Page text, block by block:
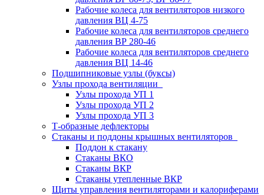
Рабочие колеса для вентиляторов низкого
давления ВЦ 4-75
Рабочие колеса для вентиляторов среднего
давления ВР 280-46
Рабочие колеса для вентиляторов среднего
давления ВЦ 14-46
Подшипниковые узлы (буксы)
Узлы прохода вентиляции
Узлы прохода УП 1
Узлы прохода УП 2
Узлы прохода УП 3
Т-образные дефлекторы
Стаканы и поддоны крышных вентиляторов
Поддон к стакану
Стаканы ВКО
Стаканы ВКР
Стаканы утепленные ВКР
Щиты управления вентиляторами и калориферами